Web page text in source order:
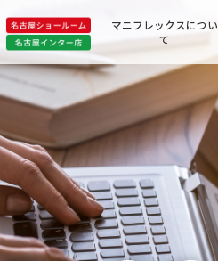
マニフレックスについ
て